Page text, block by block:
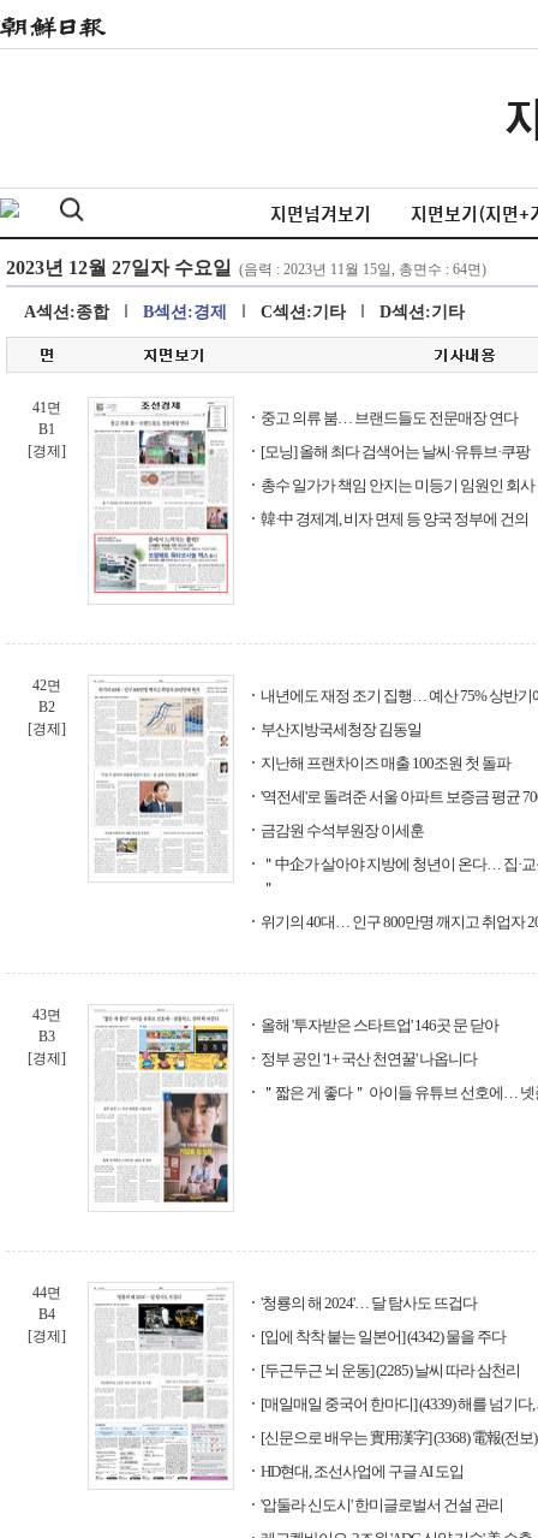
지면넘겨보기 지면보기(지면+
A섹션:종합 B섹션:경제 C섹션:기타 D섹션:기타
41면
B1
[경제]
중고 의류 붐… 브랜드들도 전문매장 연다
[모닝] 올해 최다 검색어는 날씨·유튜브·쿠팡
총수 일가가 책임 안지는 미등기 임원인 회사
韓·中 경제계, 비자 면제 등 양국 정부에 건의
42면
B2
[경제]
내년에도 재정 조기 집행… 예산 75% 상반기
부산지방국세청장 김동일
지난해 프랜차이즈 매출 100조원 첫 돌파
'역전세'로 돌려준 서울 아파트 보증금 평균
금감원 수석부원장 이세훈
＂中企가 살아야 지방에 청년이 온다… 집·
＂
위기의 40대… 인구 800만명 깨지고 취업자
43면
B3
[경제]
올해 '투자받은 스타트업' 146곳 문 닫아
정부 공인 '1+ 국산 천연꿀' 나옵니다
＂짧은 게 좋다＂ 아이들 유튜브 선호에…
44면
B4
[경제]
'청룡의 해 2024'… 달 탐사도 뜨겁다
[입에 착착 붙는 일본어] (4342) 물을 주다
[두근두근 뇌 운동] (2285) 날씨 따라 삼천리
[매일매일 중국어 한마디] (4339) 해를 넘기
[신문으로 배우는 實用漢字] (3368) 電報(전보)
HD현대, 조선사업에 구글 AI 도입
'압둘라 신도시' 한미글로벌서 건설 관리